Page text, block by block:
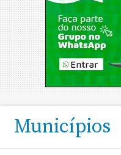
Municípios